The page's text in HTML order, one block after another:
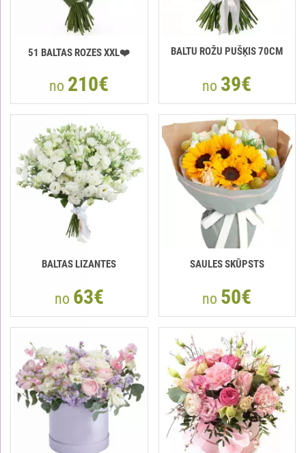
51 BALTAS ROZES XXL❤️
no 210€
BALTU ROŽU PUŠĶIS 70CM
no 39€
BALTAS LIZANTES
no 63€
SAULES SKŪPSTS
no 50€